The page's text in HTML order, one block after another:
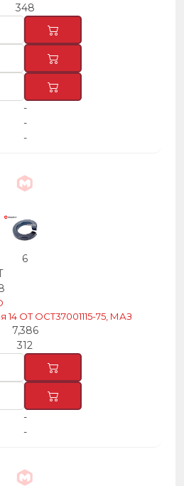
348
-
-
-
6
ОТ ОСТ37001115-75, МАЗ
7,386
312
-
-